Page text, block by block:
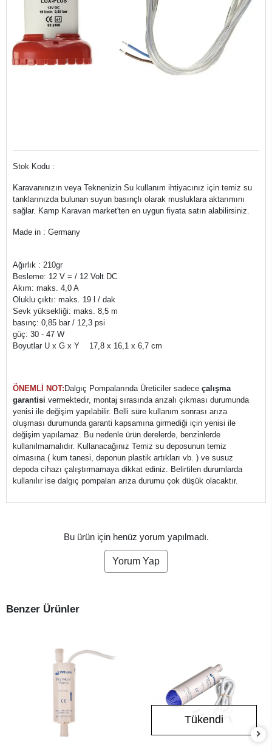
Stok Kodu :
Karavanınızın veya Teknenizin Su kullanım ihtiyacınız için temiz su
tanklarınızda bulunan suyun basınçlı olarak musluklara aktarımını
sağlar. Kamp Karavan market'ten en uygun fiyata satın alabilirsiniz.
Made in : Germany
Ağırlık : 210gr
Besleme: 12 V = / 12 Volt DC
Akım: maks. 4,0 A
Oluklu çıktı: maks. 19 l / dak
Sevk yüksekliği: maks. 8,5 m
basınç: 0,85 bar / 12,3 psi
güç: 30 - 47 W
Boyutlar U x G x Y 17,8 x 16,1 x 6,7 cm
ÖNEMLİ NOT: Dalgıç Pompalarında Üreticiler sadece çalışma
garantisi vermektedir, montaj sırasında arızalı çıkması durumunda
yenisi ile değişim yapılabilir. Belli süre kullanım sonrası arıza
oluşması durumunda garanti kapsamına girmediği için yenisi ile
değişim yapılamaz. Bu nedenle ürün derelerde, benzinlerde
kullanılmamalıdır. Kullanacağınız Temiz su deposunun temiz
olmasına ( kum tanesi, deponun plastik artıkları vb. ) ve susuz
depoda cihazı çalıştırmamaya dikkat ediniz. Belirtilen durumlarda
kullanılır ise dalgıç pompaları arıza durumu çok düşük olacaktır.
Bu ürün için henüz yorum yapılmadı.
Yorum Yap
Benzer Ürünler
Tükendi